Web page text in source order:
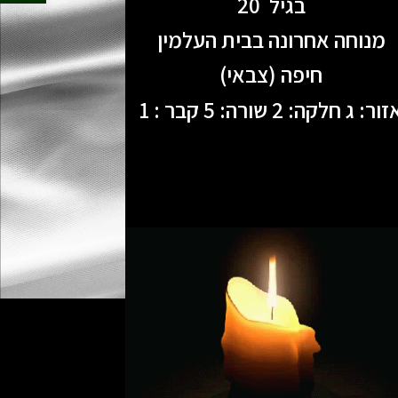
מנוחה אחרונה בבית העלמין
חיפה (צבאי)
ג חלקה: 2 שורה: 5 קבר : 1